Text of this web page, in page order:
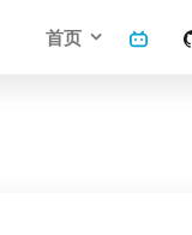
首页